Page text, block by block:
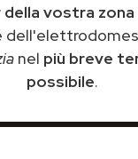
vostra zona
nel più breve
possibile.